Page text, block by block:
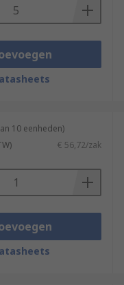
10 eenheden)
€ 56,72/zak